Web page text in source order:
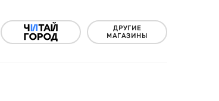
ДРУГИЕ
МАГАЗИНЫ